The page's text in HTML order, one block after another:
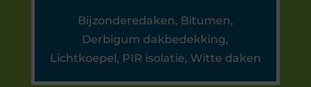
Bijzonderedaken, Bitumen,
Derbigum dakbedekking,
Lichtkoepel , PIR isolatie, Witte daken